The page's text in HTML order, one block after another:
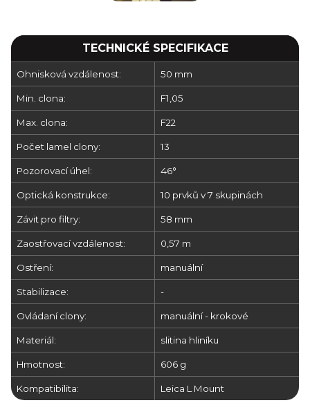
TECHNICKÉ SPECIFIKACE
Ohnisková vzdálenost: 50 mm
Min. clona: F1,05
Max. clona: F22
Počet lamel clony: 13
Pozorovací úhel: 46°
Optická konstrukce: 10 prvků v 7 skupinách
Závit pro filtry: 58 mm
Zaostřovací vzdálenost: 0,57 m
Ostření: manuální
Stabilizace: -
Ovládaní clony: manuální - krokové
Materiál: slitina hliníku
Hmotnost: 606 g
Kompatibilita: Leica L Mount